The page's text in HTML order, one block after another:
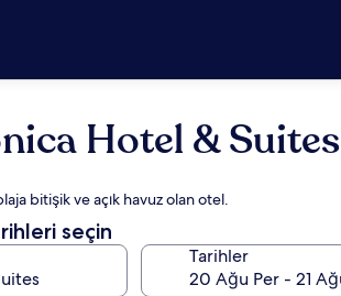
Hotel & Suites
bitişik ve açık havuz olan otel.
seçin
Tarihler